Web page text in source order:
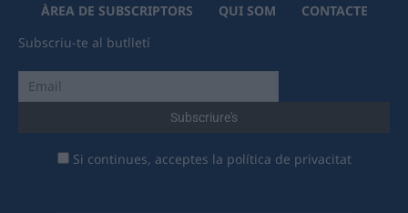
ÀREA DE SUBSCRIPTORS QUI SOM
CONTACTE
Subscriu-te al butlletí
Si continues, acceptes la política de privacitat